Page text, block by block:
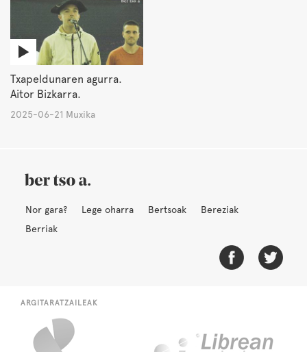
Txapeldunaren agurra.
Aitor Bizkarra.
2025-06-21 Muxika
Nor gara? Lege oharra Bertsoak
Bereziak
Berriak
ARGITARATZAILEAK